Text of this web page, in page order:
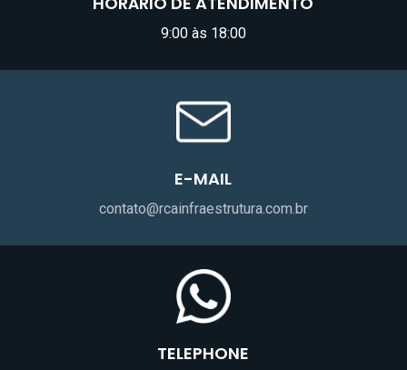
9:00 às 18:00
E-MAIL
contato@rcainfraestrutura.com.br
TELEPHONE